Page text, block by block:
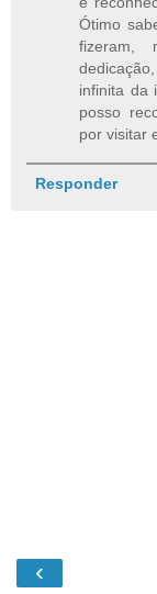
Ótimo
fizeram,
infinita da
posso
por visitar
Responder
‹